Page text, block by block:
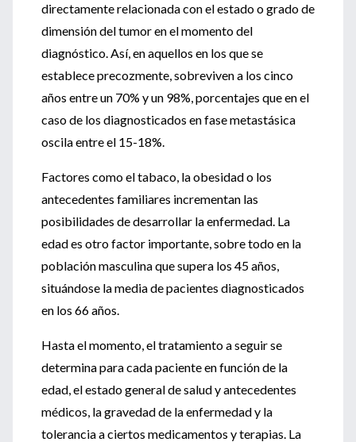
directamente relacionada con el estado o grado de
dimensión del tumor en el momento del
diagnóstico. Así, en aquellos en los que se
establece precozmente, sobreviven a los cinco
años entre un 70% y un 98%, porcentajes que en el
caso de los diagnosticados en fase metastásica
oscila entre el 15-18%.
Factores como el tabaco, la obesidad o los
antecedentes familiares incrementan las
posibilidades de desarrollar la enfermedad. La
edad es otro factor importante, sobre todo en la
población masculina que supera los 45 años,
situándose la media de pacientes diagnosticados
en los 66 años.
Hasta el momento, el tratamiento a seguir se
determina para cada paciente en función de la
edad, el estado general de salud y antecedentes
médicos, la gravedad de la enfermedad y la
tolerancia a ciertos medicamentos y terapias. La